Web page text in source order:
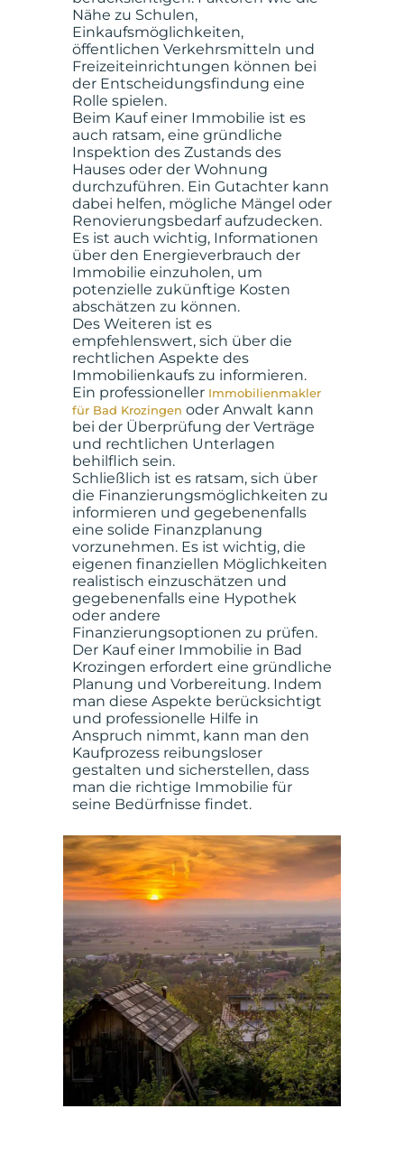
Nähe zu Schulen,
Einkaufsmöglichkeiten,
öffentlichen Verkehrsmitteln und
Freizeiteinrichtungen können bei
der Entscheidungsfindung eine
Rolle spielen.
Beim Kauf einer Immobilie ist es
auch ratsam, eine gründliche
Inspektion des Zustands des
Hauses oder der Wohnung
durchzuführen. Ein Gutachter kann
dabei helfen, mögliche Mängel oder
Renovierungsbedarf aufzudecken.
Es ist auch wichtig, Informationen
über den Energieverbrauch der
Immobilie einzuholen, um
potenzielle zukünftige Kosten
abschätzen zu können.
Des Weiteren ist es
empfehlenswert, sich über die
rechtlichen Aspekte des
Immobilienkaufs zu informieren.
Ein professioneller Immobilienmakler
für Bad Krozingen oder Anwalt kann
bei der Überprüfung der Verträge
und rechtlichen Unterlagen
behilflich sein.
Schließlich ist es ratsam, sich über
die Finanzierungsmöglichkeiten zu
informieren und gegebenenfalls
eine solide Finanzplanung
vorzunehmen. Es ist wichtig, die
eigenen finanziellen Möglichkeiten
realistisch einzuschätzen und
gegebenenfalls eine Hypothek
oder andere
Finanzierungsoptionen zu prüfen.
Der Kauf einer Immobilie in Bad
Krozingen erfordert eine gründliche
Planung und Vorbereitung. Indem
man diese Aspekte berücksichtigt
und professionelle Hilfe in
Anspruch nimmt, kann man den
Kaufprozess reibungsloser
gestalten und sicherstellen, dass
man die richtige Immobilie für
seine Bedürfnisse findet.